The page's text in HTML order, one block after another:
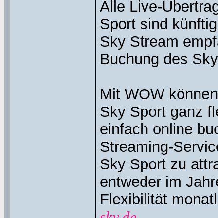
Alle Live-
Sport sind
Sky Stream
Buchung des
Mit WOW
Sky Sport ganz
einfach online
Streaming-
Sky Sport zu
entweder im
Flexibilität